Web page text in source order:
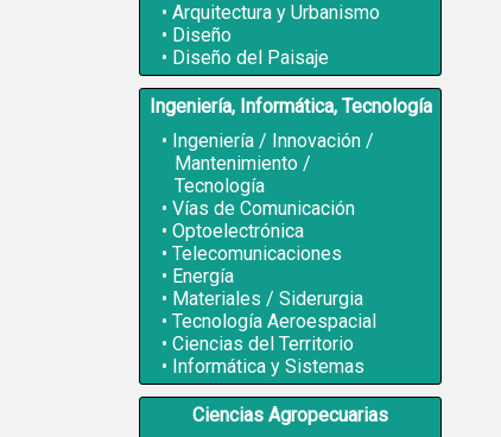
Arquitectura y Urbanismo
Diseño
Diseño del Paisaje
Ingeniería, Informática, Tecnología
Ingeniería / Innovación /
Mantenimiento /
Tecnología
Vías de Comunicación
Optoelectrónica
Telecomunicaciones
Energía
Materiales / Siderurgia
Tecnología Aeroespacial
Ciencias del Territorio
Informática y Sistemas
Ciencias Agropecuarias